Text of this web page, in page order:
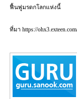
ฟื้นฟูมรดกโลกแห่งนี้
ที่มา https://ohx3.